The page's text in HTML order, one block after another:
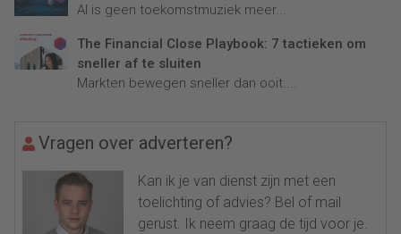
AI is geen toekomstmuziek meer...
The Financial Close Playbook: 7 tactieken om
sneller af te sluiten
Markten bewegen sneller dan ooit....
Vragen over adverteren?
Kan ik je van dienst zijn met een
toelichting of advies? Bel of mail
gerust. Ik neem graag de tijd voor je.